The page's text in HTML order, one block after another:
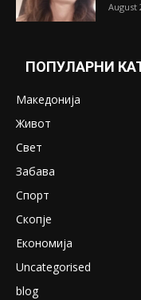
August
ПОПУЛАРНИ
Македонија
Живот
Свет
Забава
Спорт
Скопје
Економија
Uncategorised
blog